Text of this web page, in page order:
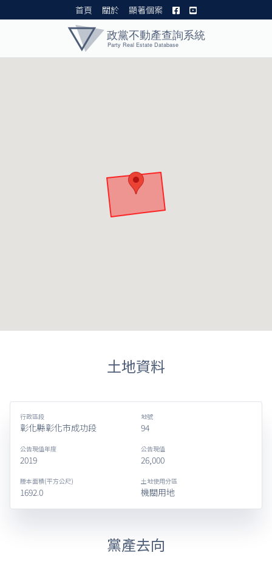
首頁 關於 顯著個案
土地資料
行政區段
彰化縣彰化市成功段
地號
94
公告現值年度
2019
公告現值
26,000
謄本面積(平方公尺)
1692.0
土地使用分區
機關用地
黨產去向